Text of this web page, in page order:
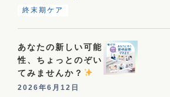
終末期ケア
あなたの新しい可能
性、ちょっとのぞい
てみませんか？
2026年6月12日